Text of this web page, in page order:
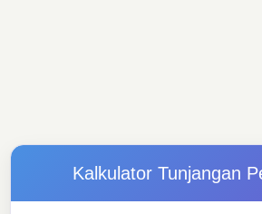
Kalkulator Tunjangan